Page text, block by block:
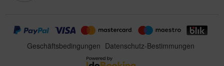
Geschäftsbedingungen Datenschutz-Bestimmungen